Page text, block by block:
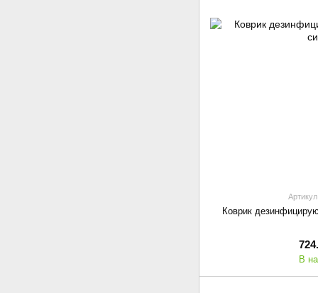
Коврик
В